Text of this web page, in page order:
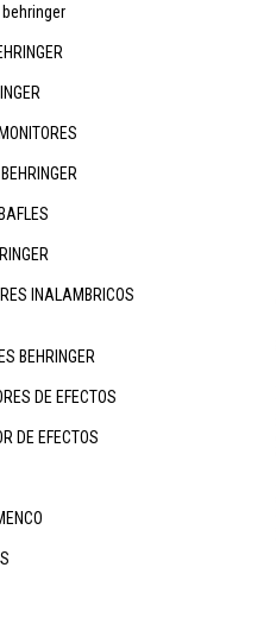
INALAMBRICOS
BEHRINGER
DE EFECTOS
DE EFECTOS